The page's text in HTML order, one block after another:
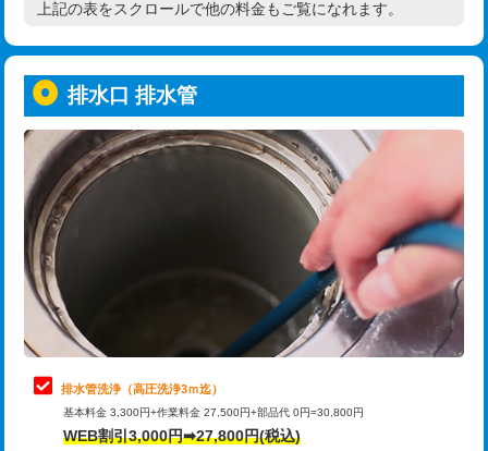
用/3ｍまで)
用（追加）/3ｍ超え)
給水管工事※（ライニング鋼管・銅
管・ポリ管・HT管使用/3ｍまで)
44,000円
給水管工事※（ライニング鋼管・銅
管・ポリ管・HT管使用/3ｍ超え)
+8,800円
排水管工事（土の掘削・埋め戻し作
業）
11,000円~
排水管工事（排水管工事/3ｍまで） 55,000円
排水管工事（追加 排水管工事/3ｍ超
え）
マス交換（土の掘削・埋め戻し作業）
高度高圧洗浄換 現地調査
トーラー機使用/3mまで
追加トーラー機使用/3m超え +3,300円
カメラ調査 33,000円
桝清掃 8,800円
止水・漏水調査・防水処理・清掃・修
理・調整・分解・加工など（軽作業）
11,000円
止水・漏水調査・防水処理・清掃・修
理・調整・分解・加工など（中作業）
22,000円
止水・漏水調査・防水処理・清掃・修
理・調整・分解・加工など（重作業）
33,000円
上記の表をスクロールで他の料金もご覧になれます。
排水口 排水管
排水管洗浄（高圧洗浄3ｍ迄）
基本料金 3,300円+作業料金 27,500円+部品代 0円=30,800円
WEB割引3,000円➡27,800円(税込)